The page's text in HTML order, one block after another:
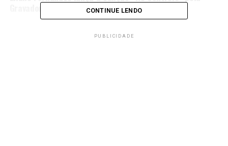
Gravadora Louvor EternoCONTINUE LENDO
PUBLICIDADE